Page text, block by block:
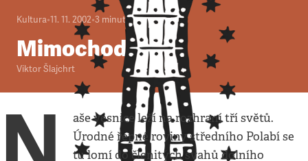
Kultura•11. 11. 2002•3 minuty
Mimochodem
Viktor Šlajchrt
aše vesnice leží na rozhraní tří světů.
Úrodné řepné roviny středního Polabí se
tu lomí do členitých svahů dolního